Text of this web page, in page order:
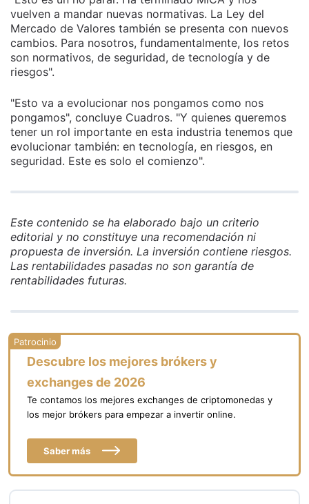
vuelven a mandar nuevas normativas. La Ley del
Mercado de Valores también se presenta con nuevos
cambios. Para nosotros, fundamentalmente, los retos
son normativos, de seguridad, de tecnología y de
riesgos".
"Esto va a evolucionar nos pongamos como nos
pongamos", concluye Cuadros. "Y quienes queremos
tener un rol importante en esta industria tenemos que
evolucionar también: en tecnología, en riesgos, en
seguridad. Este es solo el comienzo".
Este contenido se ha elaborado bajo un criterio
editorial y no constituye una recomendación ni
propuesta de inversión. La inversión contiene riesgos.
Las rentabilidades pasadas no son garantía de
rentabilidades futuras.
Descubre los mejores brókers y
exchanges de 2026
Te contamos los mejores exchanges de criptomonedas y
los mejor brókers para empezar a invertir online.
Saber más